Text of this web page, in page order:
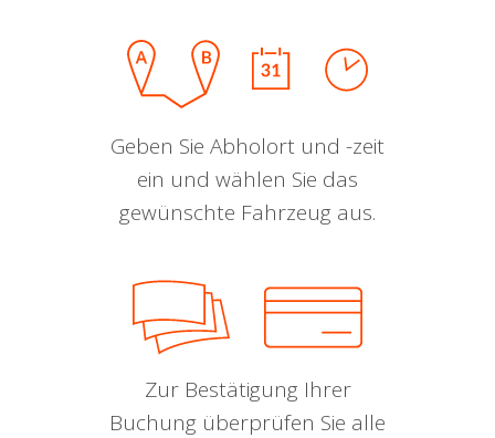
Geben Sie Abholort und -zeit
ein und wählen Sie das
gewünschte Fahrzeug aus.
Zur Bestätigung Ihrer
Buchung überprüfen Sie alle